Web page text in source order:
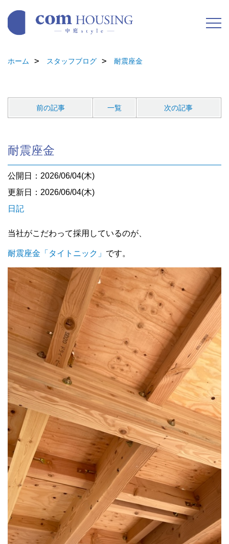
ホーム スタッフブログ 耐震座金
前の記事 一覧 次の記事
耐震座金
公開日：2026/06/04(木)
更新日：2026/06/04(木)
日記
当社がこだわって採用しているのが、
耐震座金「タイトニック」 です。